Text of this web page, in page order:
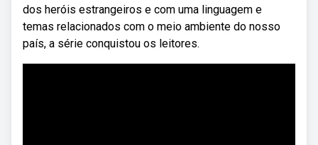
dos heróis estrangeiros e com uma linguagem e
temas relacionados com o meio ambiente do nosso
país, a série conquistou os leitores.